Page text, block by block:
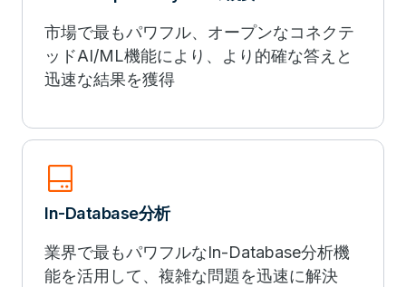
市場で最もパワフル、オープンなコネクテ
ッドAI/ML機能により、より的確な答えと
迅速な結果を獲得
hard_drive_2
In-Database分析
業界で最もパワフルなIn-Database分析機
能を活用して、複雑な問題を迅速に解決